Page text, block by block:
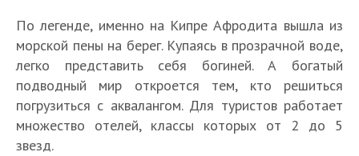
По легенде, именно на Кипре Афродита вышла из
морской пены на берег. Купаясь в прозрачной воде,
легко представить себя богиней. А богатый
подводный мир откроется тем, кто решиться
погрузиться с аквалангом. Для туристов работает
множество отелей, классы которых от 2 до 5
звезд.